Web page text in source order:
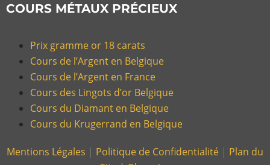
COURS MÉTAUX PRÉCIEUX
Prix gramme or 18 carats
Cours de l’Argent en Belgique
Cours de l’Argent en France
Cours des Lingots d’or Belgique
Cours du Diamant en Belgique
Cours du Krugerrand en Belgique
Mentions Légales | Politique de Confidentialité | Plan du